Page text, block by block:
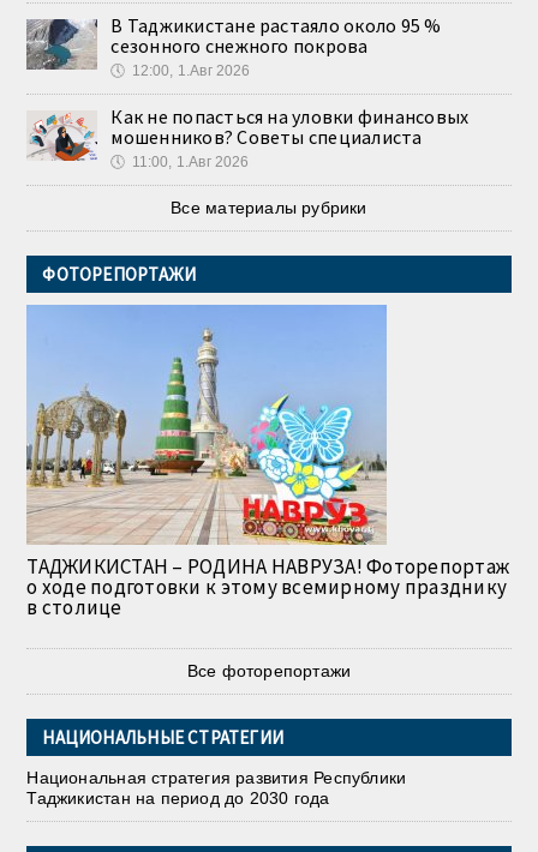
В Таджикистане растаяло около 95 %
сезонного снежного покрова
🕔 12:00, 1.Авг 2026
Как не попасться на уловки финансовых
мошенников? Советы специалиста
🕔 11:00, 1.Авг 2026
Все материалы рубрики
ФОТОРЕПОРТАЖИ
ТАДЖИКИСТАН – РОДИНА НАВРУЗА! Фоторепортаж
о ходе подготовки к этому всемирному празднику
в столице
Все фоторепортажи
НАЦИОНАЛЬНЫЕ СТРАТЕГИИ
Национальная стратегия развития Республики
Таджикистан на период до 2030 года